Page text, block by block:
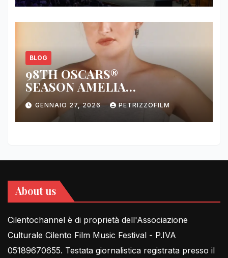
BLOG
98TH OSCARS®
SEASON AMELIA
DIMOLDENBERG RETURNS
FOR THIRD YEAR
GENNAIO 27, 2026 PETRIZZOFILM
About us
Cilentochannel è di proprietà dell'Associazione
Culturale Cilento Film Music Festival - P.IVA
05189670655. Testata giornalistica registrata presso il